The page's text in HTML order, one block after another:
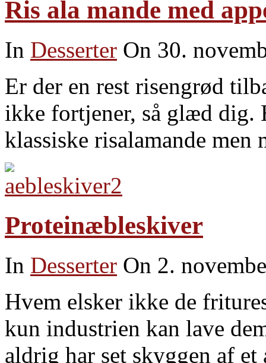
Ris ala mande med
In Desserter On 30.
Er der en rest risengrød
ikke fortjener, så glæd dig.
klassiske risalamande
Proteinæbleskiver
In Desserter On 2.
Hvem elsker ikke de
kun industrien kan lave
aldrig har set skyggen af